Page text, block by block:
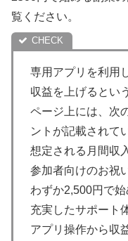
覧ください。
専用アプリを利用
収益を上げるとい
ページ上には、次
ントが記載されて
想定される月間収
参加者向けのお祝
わずか2,500円で始
充実したサポート
アプリ操作から収